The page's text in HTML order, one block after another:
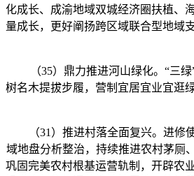
化成长、成渝地域双城经济圈扶植、
量成长，更好阐扬跨区域联合型地域
（35）鼎力推进河山绿化。“三绿”
树名木提拔步履，营制宜居宜业宜逛
（31）推进村落全面复兴。进修使
域地盘分析整治，持续推进农村茅厕
巩固完美农村根基运营轨制，开辟农